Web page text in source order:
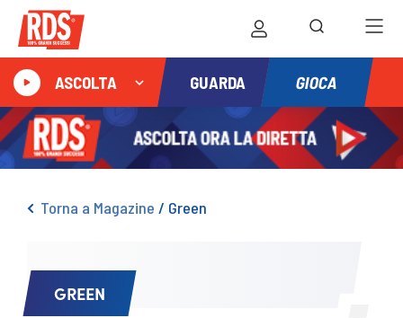
ASCOLTA GUARDA GIOCA
Torna a Magazine / Green
GREEN